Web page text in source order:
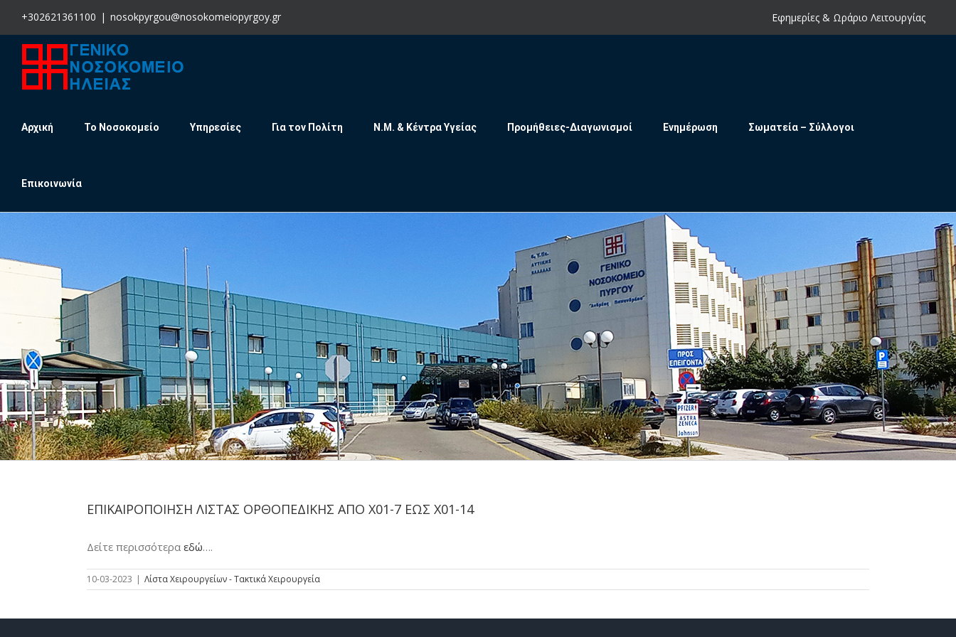
content
+302621361100 | nosokpyrgou@nosokomeiopyrgoy.gr Εφημερίες & Ωράριο Λειτουργίας
Αρχική Το Νοσοκομείο Υπηρεσίες Για τον Πολίτη Ν.Μ. & Κέντρα Υγείας Προμήθειες-Διαγωνισμοί Ενημέρωση Σωματεία – Σύλλογοι
Επικοινωνία
ΕΠΙΚΑΙΡΟΠΟΙΗΣΗ ΛΙΣΤΑΣ ΟΡΘΟΠΕΔΙΚΗΣ ΑΠΟ Χ01-7 ΕΩΣ Χ01-14
Δείτε περισσότερα εδώ….
10-03-2023 | Λίστα Χειρουργείων - Τακτικά Χειρουργεία